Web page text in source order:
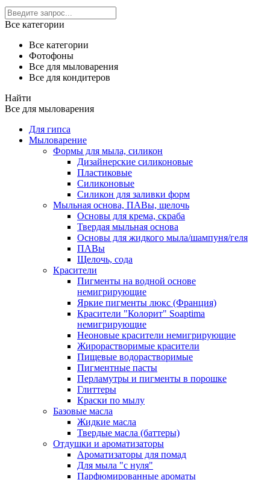
Все категории
Все категории
Фотофоны
Все для мыловарения
Все для кондитеров
Найти
Все для мыловарения
Для гипса
Мыловарение
Формы для мыла, силикон
Дизайнерские силиконовые
Пластиковые
Силиконовые
Силикон для заливки форм
Мыльная основа, ПАВы, щелочь
Основы для крема, скраба
Твердая мыльная основа
Основы для жидкого мыла/шампуня/геля
ПАВы
Щелочь, сода
Красители
Пигменты на водной основе
немигрирующие
Яркие пигменты люкс (Франция)
Красители "Колорит" Soaptima
немигрирующие
Неоновые красители немигрирующие
Жирорастворимые красители
Пищевые водорастворимые
Пигментные пасты
Перламутры и пигменты в порошке
Глиттеры
Краски по мылу
Базовые масла
Жидкие масла
Твердые масла (баттеры)
Отдушки и ароматизаторы
Ароматизаторы для помад
Для мыла "с нуля"
Парфюмированные ароматы